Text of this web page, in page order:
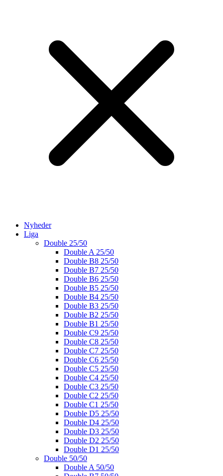
Nyheder
Liga
Double 25/50
Double A 25/50
Double B8 25/50
Double B7 25/50
Double B6 25/50
Double B5 25/50
Double B4 25/50
Double B3 25/50
Double B2 25/50
Double B1 25/50
Double C9 25/50
Double C8 25/50
Double C7 25/50
Double C6 25/50
Double C5 25/50
Double C4 25/50
Double C3 25/50
Double C2 25/50
Double C1 25/50
Double D5 25/50
Double D4 25/50
Double D3 25/50
Double D2 25/50
Double D1 25/50
Double 50/50
Double A 50/50